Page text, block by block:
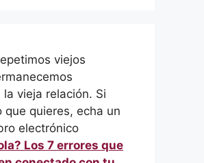
viejos
vieja relación. Si
que quieres, echa un
electrónico
Los 7 errores que